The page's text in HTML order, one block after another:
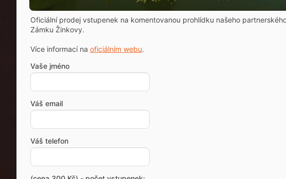
Oficiální prodej vstupenek na komentovanou prohlídku našeho
Zámku Žinkovy.
Více informací na oficiálním webu.
Vaše jméno
Váš email
Váš telefon